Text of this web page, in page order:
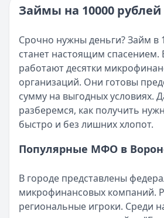
Категория:МФО и микрозаймы
Все статьи
Возврат переплаты в «Займере»:
Опубликовано:5 декабря 2025 г.
Категория: МФО
Читать новость
Срочный микрозайм 15 000 ₽ на
Кратко:Нужны 15 000 рублей на
Опубликовано:5 декабря 2025 г.
Категория: МФО
Рекордный рост доли клиентов
Опубликовано:5 декабря 2025 г.
Категория:МФО
Читать новость
Займы на 10000
Срочно нужны деньги? Займ в
станет настоящим
работают десятки
организаций. Они готовы
сумму на выгодных условиях.
разберемся, как получить
быстро и без лишних хлопот.
Популярные МФО в
В городе представлены
микрофинансовых компаний.
региональные игроки. Среди